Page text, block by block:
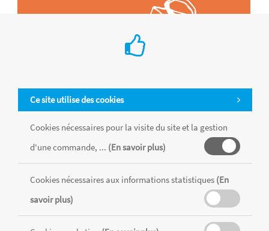
Ce site utilise des cookies
Cookies nécessaires pour la visite du site et la gestion
d'une commande, ... (En savoir plus)
Cookies nécessaires aux informations statistiques (En
savoir plus)
Tous les produits sont vendus dans la limite des stocks disponibles de
chaque magasin, toutes taxes comprises.